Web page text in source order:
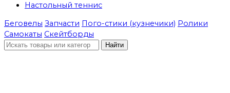
Настольный теннис
Беговелы Запчасти Пого-стики (кузнечики) Ролики
Самокаты Скейтборды
Найти